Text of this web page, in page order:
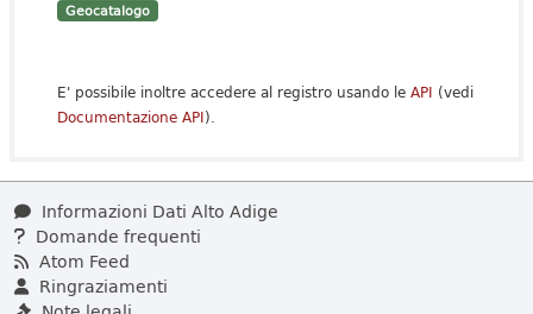
Geocatalogo
E' possibile inoltre accedere al registro usando le API (vedi
Documentazione API).
Informazioni Dati Alto Adige
Domande frequenti
Atom Feed
Ringraziamenti